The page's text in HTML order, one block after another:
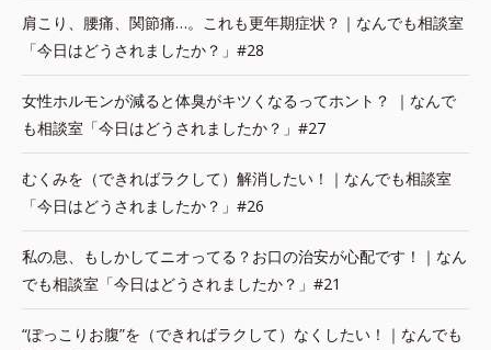
肩こり、腰痛、関節痛…。これも更年期症状？｜なんでも相談室
「今日はどうされましたか？」#28
女性ホルモンが減ると体臭がキツくなるってホント？ ｜なんで
も相談室「今日はどうされましたか？」#27
むくみを（できればラクして）解消したい！｜なんでも相談室
「今日はどうされましたか？」#26
私の息、もしかしてニオってる？お口の治安が心配です！｜なん
でも相談室「今日はどうされましたか？」#21
“ぽっこりお腹”を（できればラクして）なくしたい！｜なんでも